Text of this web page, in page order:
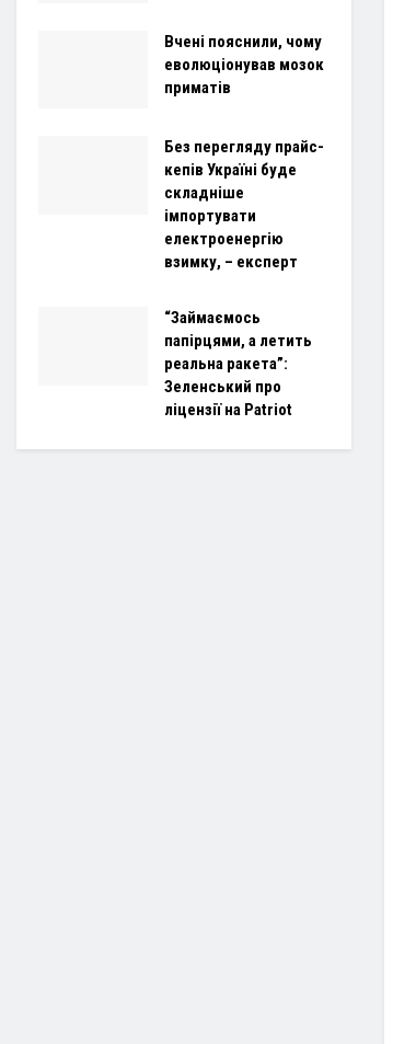
Вчені пояснили, чому
еволюціонував мозок
приматів
Без перегляду прайс-
кепів Україні буде
складніше
імпортувати
електроенергію
взимку, – експерт
“Займаємось
папірцями, а летить
реальна ракета”:
Зеленський про
ліцензії на Patriot